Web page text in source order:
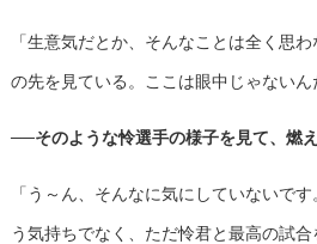
「生意気だとか、そんなことは全く思
の先を見ている。ここは眼中じゃないん
──そのような怜選手の様子を見て、燃
「う～ん、そんなに気にしていないで
う気持ちでなく、ただ怜君と最高の試